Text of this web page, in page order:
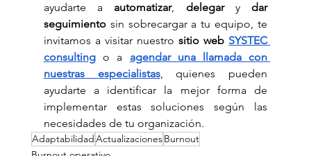
ayudarte a automatizar, delegar y dar
seguimiento sin sobrecargar a tu equipo, te
invitamos a visitar nuestro sitio web SYSTEC
consulting o a agendar una llamada con
nuestras especialistas, quienes pueden
ayudarte a identificar la mejor forma de
implementar estas soluciones según las
necesidades de tu organización.
AdaptabilidadActualizacionesBurnout